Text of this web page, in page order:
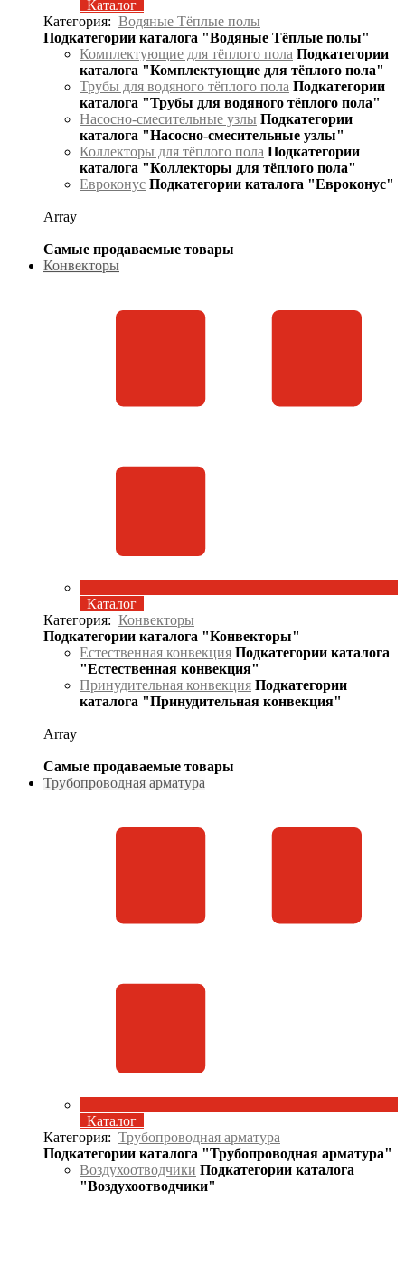
Каталог
Категория: Водяные Тёплые полы
Подкатегории каталога "Водяные Тёплые полы"
Комплектующие для тёплого пола Подкатегории
каталога "Комплектующие для тёплого пола"
Трубы для водяного тёплого пола Подкатегории
каталога "Трубы для водяного тёплого пола"
Насосно-смесительные узлы Подкатегории
каталога "Насосно-смесительные узлы"
Коллекторы для тёплого пола Подкатегории
каталога "Коллекторы для тёплого пола"
Евроконус Подкатегории каталога "Евроконус"
Array
Самые продаваемые товары
Конвекторы
Каталог
Категория: Конвекторы
Подкатегории каталога "Конвекторы"
Естественная конвекция Подкатегории каталога
"Естественная конвекция"
Принудительная конвекция Подкатегории
каталога "Принудительная конвекция"
Array
Самые продаваемые товары
Трубопроводная арматура
Каталог
Категория: Трубопроводная арматура
Подкатегории каталога "Трубопроводная арматура"
Воздухоотводчики Подкатегории каталога
"Воздухоотводчики"